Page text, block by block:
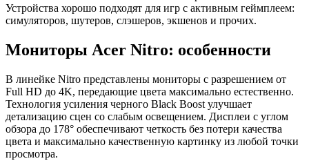
Устройства хорошо подходят для игр с активным геймплеем:
симуляторов, шутеров, слэшеров, экшенов и прочих.
Мониторы Acer Nitro: особенности
В линейке Nitro представлены мониторы с разрешением от
Full HD до 4K, передающие цвета максимально естественно.
Технология усиления черного Black Boost улучшает
детализацию сцен со слабым освещением. Дисплеи с углом
обзора до 178° обеспечивают четкость без потери качества
цвета и максимально качественную картинку из любой точки
просмотра.